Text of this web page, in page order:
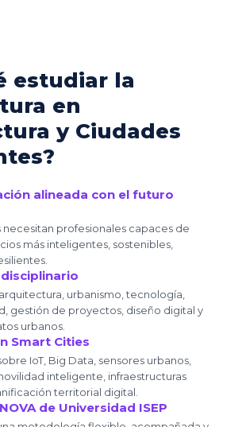
estudiar la
en
y Ciudades
alineada con el futuro
necesitan profesionales capaces de
más inteligentes, sostenibles,
urbanismo, tecnología,
gestión de proyectos, diseño digital y
urbanos.
Smart Cities
IoT, Big Data, sensores urbanos,
inteligente, infraestructuras
territorial digital.
de Universidad ISEP